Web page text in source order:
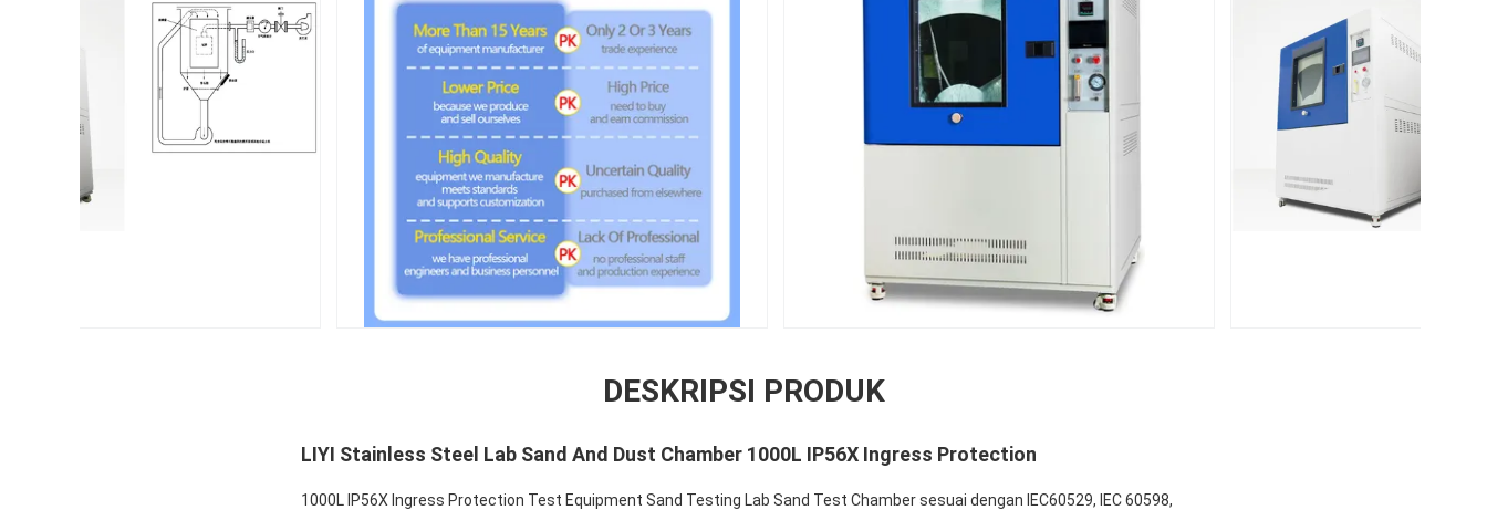
DESKRIPSI PRODUK
LIYI Stainless Steel Lab Sand And Dust Chamber 1000L IP56X Ingress Protection
1000L IP56X Ingress Protection Test Equipment Sand Testing Lab Sand Test Chamber sesuai dengan IEC60529, IEC 60598,